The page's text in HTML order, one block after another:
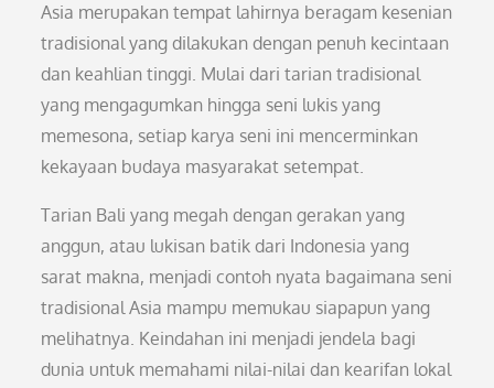
Asia merupakan tempat lahirnya beragam kesenian
tradisional yang dilakukan dengan penuh kecintaan
dan keahlian tinggi. Mulai dari tarian tradisional
yang mengagumkan hingga seni lukis yang
memesona, setiap karya seni ini mencerminkan
kekayaan budaya masyarakat setempat.
Tarian Bali yang megah dengan gerakan yang
anggun, atau lukisan batik dari Indonesia yang
sarat makna, menjadi contoh nyata bagaimana seni
tradisional Asia mampu memukau siapapun yang
melihatnya. Keindahan ini menjadi jendela bagi
dunia untuk memahami nilai-nilai dan kearifan lokal